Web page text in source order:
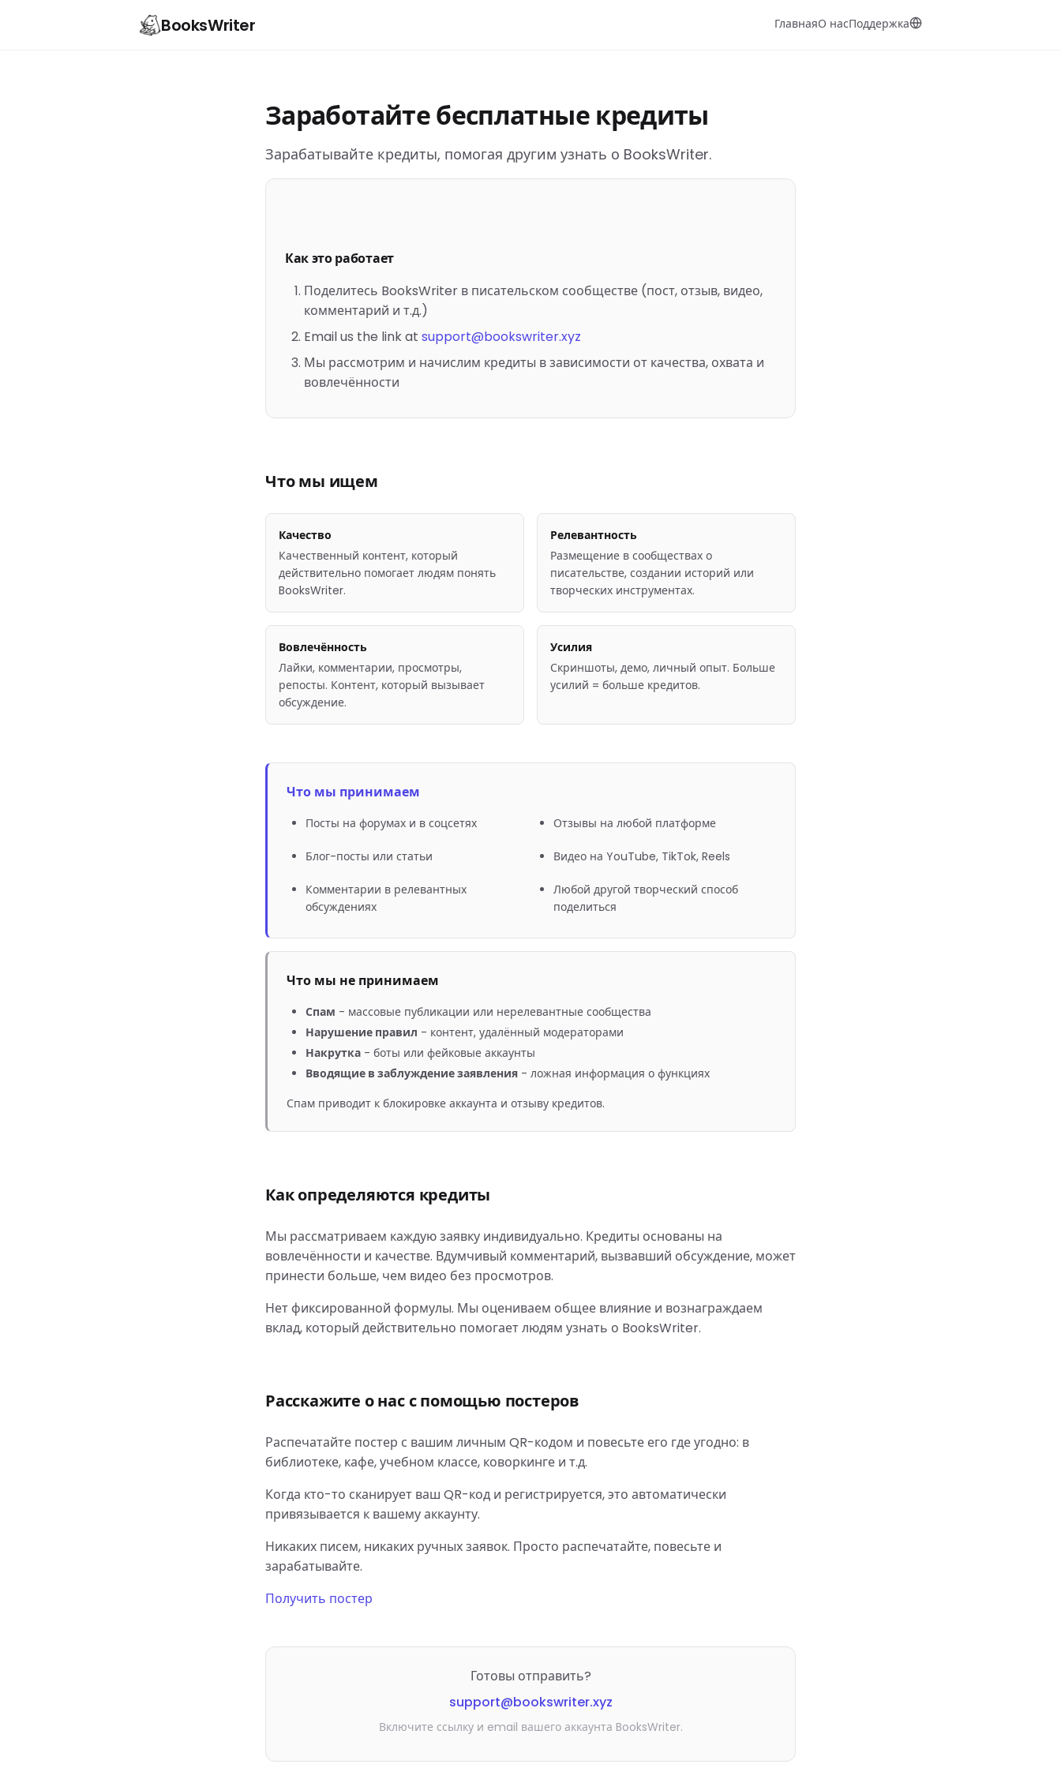
BooksWriter ГлавнаяО насПоддержка
Заработайте бесплатные кредиты
Зарабатывайте кредиты, помогая другим узнать о BooksWriter.
Как это работает
Поделитесь BooksWriter в писательском сообществе (пост, отзыв, видео,
комментарий и т.д.)
Email us the link at support@bookswriter.xyz
Мы рассмотрим и начислим кредиты в зависимости от качества, охвата и
вовлечённости
Что мы ищем
Качество
Качественный контент, который
действительно помогает людям понять
BooksWriter.
Релевантность
Размещение в сообществах о
писательстве, создании историй или
творческих инструментах.
Вовлечённость
Лайки, комментарии, просмотры,
репосты. Контент, который вызывает
обсуждение.
Усилия
Скриншоты, демо, личный опыт. Больше
усилий = больше кредитов.
Что мы принимаем
Посты на форумах и в соцсетях Отзывы на любой платформе
Блог-посты или статьи Видео на YouTube, TikTok, Reels
Комментарии в релевантных
обсуждениях
Любой другой творческий способ
поделиться
Что мы не принимаем
Спам - массовые публикации или нерелевантные сообщества
Нарушение правил - контент, удалённый модераторами
Накрутка - боты или фейковые аккаунты
Вводящие в заблуждение заявления - ложная информация о функциях
Спам приводит к блокировке аккаунта и отзыву кредитов.
Как определяются кредиты
Мы рассматриваем каждую заявку индивидуально. Кредиты основаны на
вовлечённости и качестве. Вдумчивый комментарий, вызвавший обсуждение, может
принести больше, чем видео без просмотров.
Нет фиксированной формулы. Мы оцениваем общее влияние и вознаграждаем
вклад, который действительно помогает людям узнать о BooksWriter.
Расскажите о нас с помощью постеров
Распечатайте постер с вашим личным QR-кодом и повесьте его где угодно: в
библиотеке, кафе, учебном классе, коворкинге и т.д.
Когда кто-то сканирует ваш QR-код и регистрируется, это автоматически
привязывается к вашему аккаунту.
Никаких писем, никаких ручных заявок. Просто распечатайте, повесьте и
зарабатывайте.
Получить постер
Готовы отправить?
support@bookswriter.xyz
Включите ссылку и email вашего аккаунта BooksWriter.